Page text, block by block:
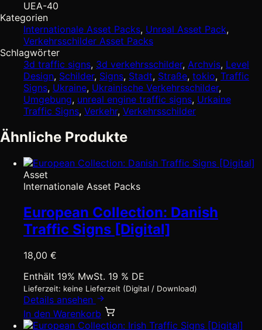
UEA-40
Kategorien
Internationale Asset Packs, Unreal Asset Pack,
Verkehrsschilder Asset Packs
Schlagwörter
3d traffic signs, 3d verkehrsschilder, Archvis, Level
Design, Schilder, Signs, Stadt, Straße, tokio, Traffic
Signs, Ukraine, Ukrainische Verkehrsschilder,
Umgebung, unreal engine traffic signs, Urkaine
Traffic Signs, Verkehr, Verkehrsschilder
Ähnliche Produkte
Asset
Internationale Asset Packs
European Collection: Danish
Traffic Signs [Digital]
18,00 €
Enthält 19% MwSt. 19 % DE
Lieferzeit: keine Lieferzeit (Digital / Download)
Details ansehen
In den Warenkorb